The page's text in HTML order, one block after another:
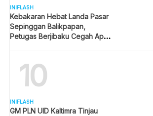
INIFLASH
Kebakaran Hebat Landa Pasar
Sepinggan Balikpapan,
Petugas Berjibaku Cegah Api
10
INIFLASH
GM PLN UID Kaltimra Tinjau